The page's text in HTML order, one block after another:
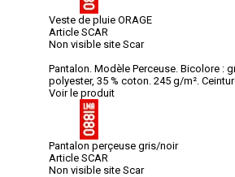
Veste de pluie ORAGE
Article SCAR
Non visible site Scar
Pantalon. Modèle Perceuse. Bicolore :
polyester, 35 % coton. 245 g/m².
Voir le produit
Pantalon perçeuse gris/noir
Article SCAR
Non visible site Scar